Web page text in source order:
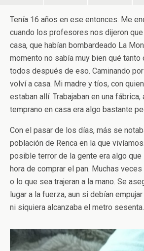
Tenía 16 años en ese entonces. Me
cuando los profesores nos dijeron
casa, que habían bombardeado La
momento no sabía muy bien qué tanto
todos después de eso. Caminando
volví a casa. Mi madre y tíos, con
estaban allí. Trabajaban en una
temprano en casa era algo bastante
Con el pasar de los días, más se
población de Renca en la que
posible terror de la gente era algo
hora de comprar el pan. Muchas
o lo que sea trajeran a la mano. Se
lugar a la fuerza, aun si debían
ni siquiera alcanzaba el metro sesenta.